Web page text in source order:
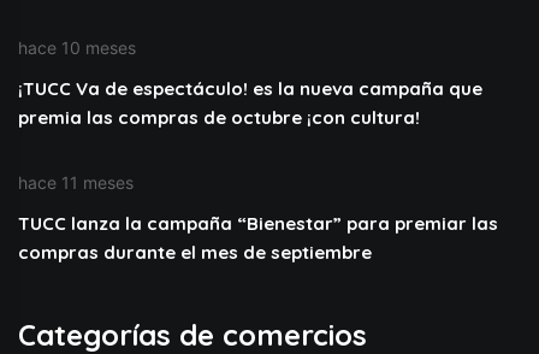
hace 10 meses
¡TUCC Va de espectáculo! es la nueva campaña que
premia las compras de octubre ¡con cultura!
hace 11 meses
TUCC lanza la campaña “Bienestar” para premiar las
compras durante el mes de septiembre
Categorías de comercios